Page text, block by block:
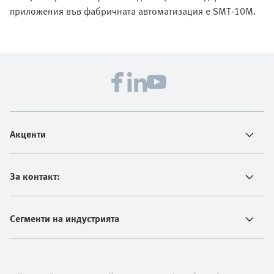
приложения във фабричната автоматизация е SMT-10M.
Акценти
За контакт:
Сегменти на индустрията